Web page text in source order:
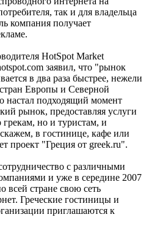
так и для владельца
компания получает
HotSpot Market
заявил, что "рынок
в два раза быстрее, нежели
Европы и Северной
настал подходящий момент
рынок, предоставляя услуги
но и туристам, и
в гостинице, кафе или
проект "Греция от greek.ru".
с различными
и уже в середине 2007
всей стране свою сеть
Греческие гостиницы и
приглашаются к